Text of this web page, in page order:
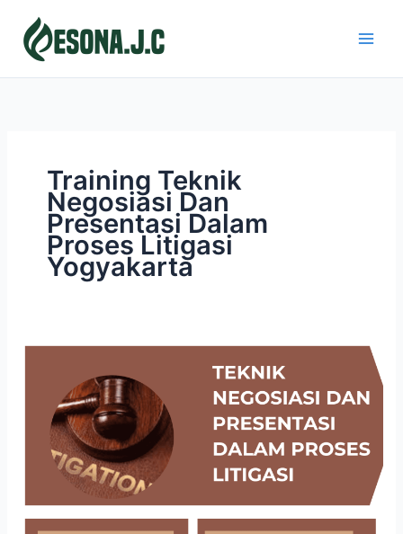
content
Training Teknik
Negosiasi Dan
Presentasi Dalam
Proses Litigasi
Yogyakarta
TEKNIK
PRESENTASI
DALAM
PROSES
LITIGASI